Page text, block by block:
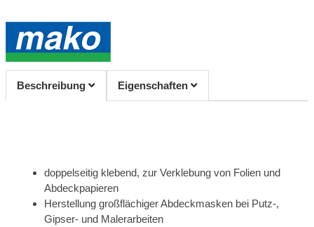
Beschreibung Eigenschaften
doppelseitig klebend, zur Verklebung von Folien und
Abdeckpapieren
Herstellung großflächiger Abdeckmasken bei Putz-,
Gipser- und Malerarbeiten